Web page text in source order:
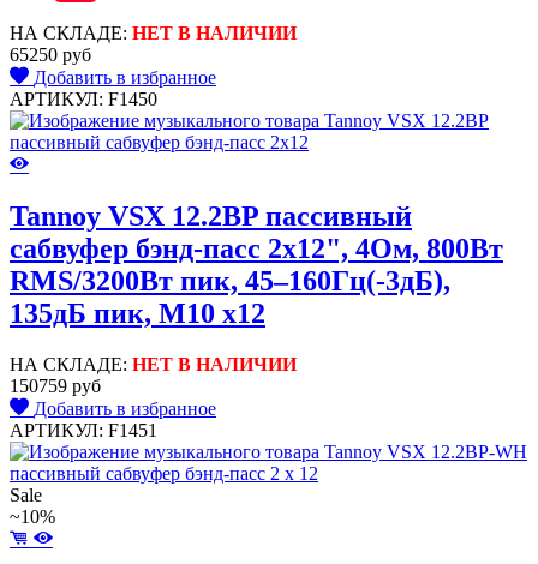
НА СКЛАДЕ: НЕТ В НАЛИЧИИ
65250 руб
Добавить в избранное
АРТИКУЛ: F1450
Tannoy VSX 12.2BP пассивный
сабвуфер бэнд-пасс 2x12", 4Ом, 800Вт
RMS/3200Вт пик, 45–160Гц(-3дБ),
135дБ пик, M10 x12
НА СКЛАДЕ: НЕТ В НАЛИЧИИ
150759 руб
Добавить в избранное
АРТИКУЛ: F1451
Sale
~10%